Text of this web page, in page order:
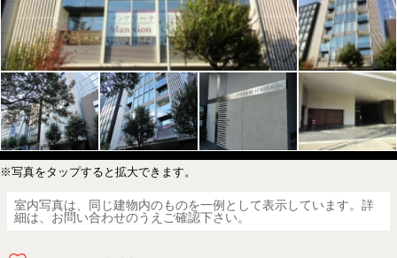
※写真をタップすると拡大できます。
室内写真は、同じ建物内のものを一例として表示しています。詳
細は、お問い合わせのうえご確認下さい。